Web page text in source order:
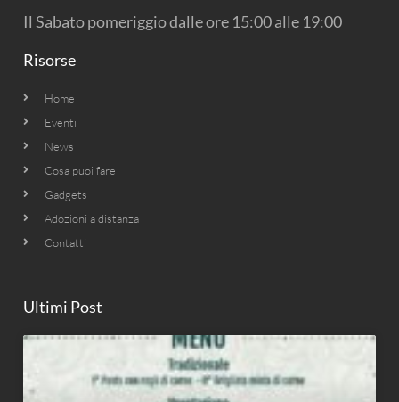
Il Sabato pomeriggio dalle ore 15:00 alle 19:00
Risorse
Home
Eventi
News
Cosa puoi fare
Gadgets
Adozioni a distanza
Contatti
Ultimi Post